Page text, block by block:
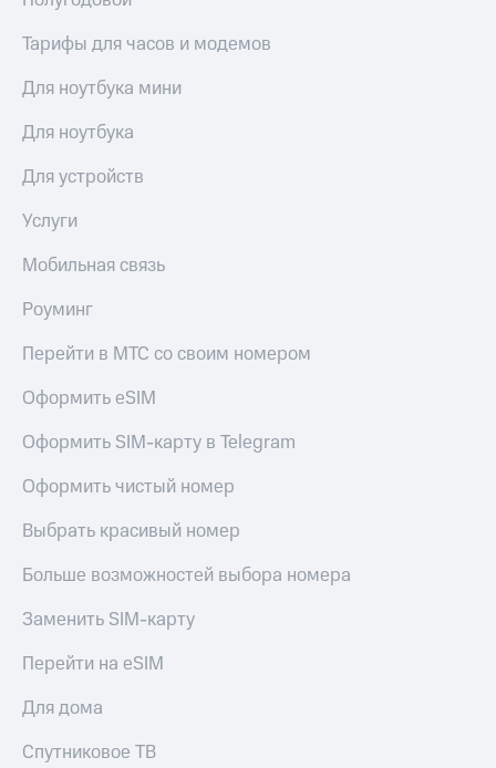
Тарифы для часов и модемов
Для ноутбука мини
Для ноутбука
Для устройств
Услуги
Мобильная связь
Роуминг
Перейти в МТС со своим номером
Оформить eSIM
Оформить SIM-карту в Telegram
Оформить чистый номер
Выбрать красивый номер
Больше возможностей выбора номера
Заменить SIM-карту
Перейти на eSIM
Для дома
Спутниковое ТВ